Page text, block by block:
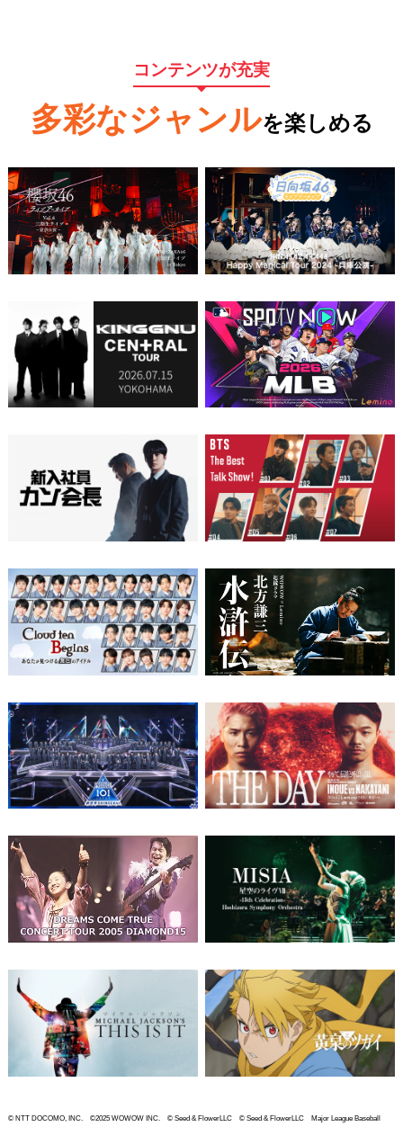
コンテンツが充実
多彩なジャンルを楽しめる
© NTT DOCOMO, INC. ©2025 WOWOW INC. © Seed & FlowerLLC © Seed & FlowerLLC Major League Baseball